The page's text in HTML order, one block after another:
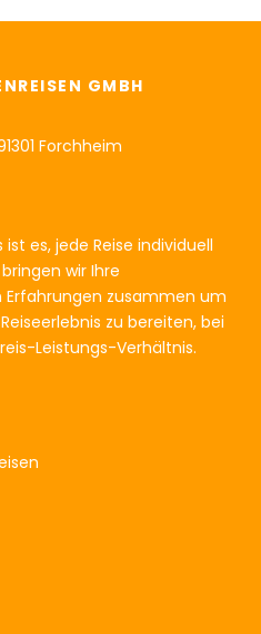
GMBH
Forchheim
es, jede Reise individuell
wir Ihre
zusammen um
zu bereiten, bei
Leistungs-Verhältnis.